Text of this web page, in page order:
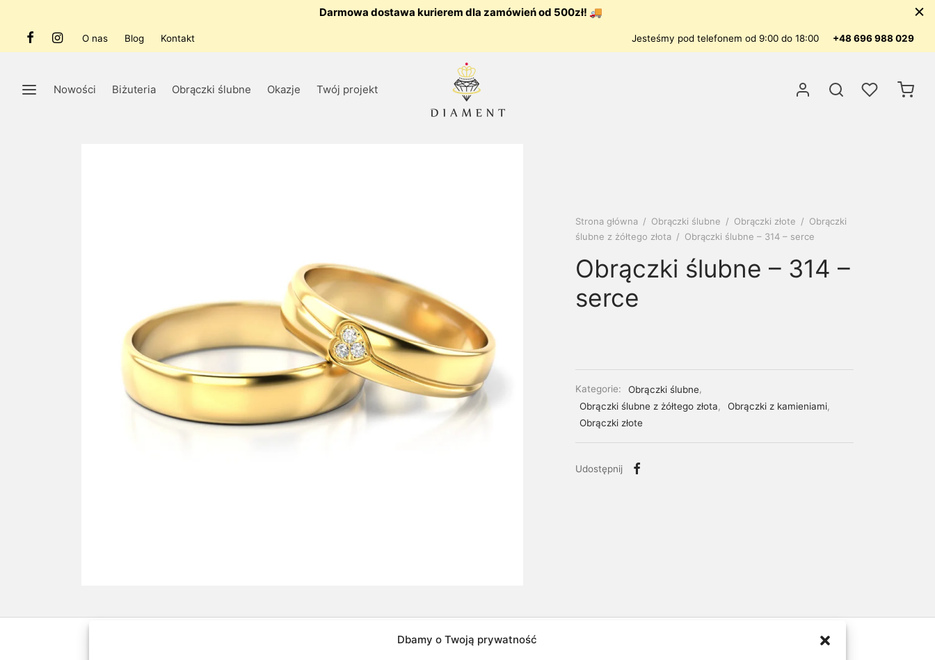
Dbamy o Twoją prywatność
Darmowa dostawa kurierem dla zamówień od 500zł! 🚚
O nas Blog Kontakt Jesteśmy pod telefonem od 9:00 do 18:00 +48 696 988 029
Nowości Biżuteria Obrączki ślubne Okazje Twój projekt
Strona główna / Obrączki ślubne / Obrączki złote / Obrączki
ślubne z żółtego złota / Obrączki ślubne – 314 – serce
Obrączki ślubne – 314 –
serce
Kategorie: Obrączki ślubne,
Obrączki ślubne z żółtego złota, Obrączki z kamieniami,
Obrączki złote
Udostępnij